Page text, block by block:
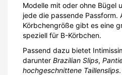
Modelle mit oder ohne Bügel
jede die passende Passform.
Körbchengröße gibt es eine
speziell für B-Körbchen.
Passend dazu bietet
darunter Brazilian Slips,
hochgeschnittene Taillenslips